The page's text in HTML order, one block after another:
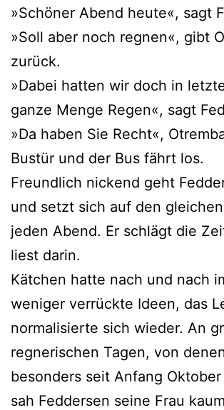
»Schöner Abend heute«, sagt
»Soll aber noch regnen«, gibt
zurück.
»Dabei hatten wir doch in
ganze Menge Regen«, sagt
»Da haben Sie Recht«,
Bustür und der Bus fährt los.
Freundlich nickend geht
und setzt sich auf den
jeden Abend. Er schlägt die
liest darin.
Kätchen hatte nach und nach
weniger verrückte Ideen, das
normalisierte sich wieder. An
regnerischen Tagen, von
besonders seit Anfang
sah Feddersen seine Frau